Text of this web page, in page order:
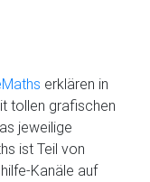
erklären in
tollen grafischen
jeweilige
ist Teil von
Kanäle auf